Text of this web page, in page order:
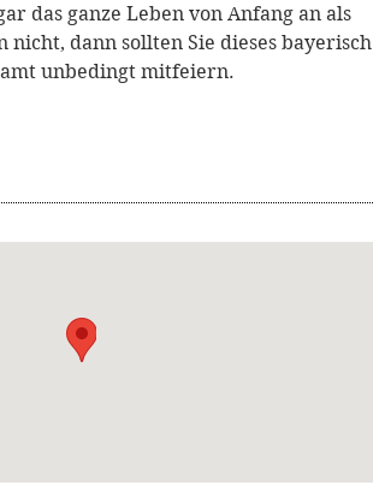
das ganze Leben von Anfang an als
dann sollten Sie dieses bayerisch
unbedingt mitfeiern.